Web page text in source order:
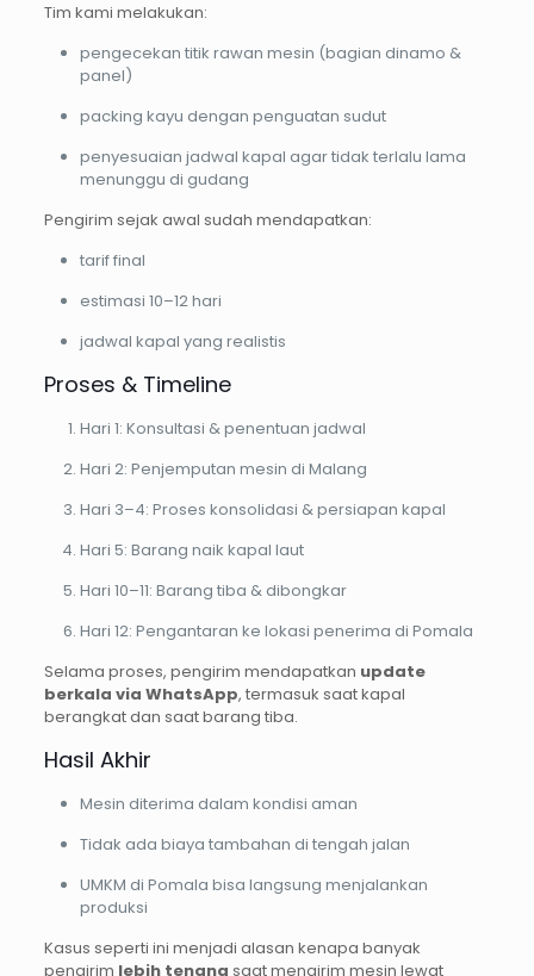
Tim kami melakukan:
pengecekan titik rawan mesin (bagian dinamo &
panel)
packing kayu dengan penguatan sudut
penyesuaian jadwal kapal agar tidak terlalu lama
menunggu di gudang
Pengirim sejak awal sudah mendapatkan:
tarif final
estimasi 10–12 hari
jadwal kapal yang realistis
Proses & Timeline
Hari 1: Konsultasi & penentuan jadwal
Hari 2: Penjemputan mesin di Malang
Hari 3–4: Proses konsolidasi & persiapan kapal
Hari 5: Barang naik kapal laut
Hari 10–11: Barang tiba & dibongkar
Hari 12: Pengantaran ke lokasi penerima di Pomala
Selama proses, pengirim mendapatkan update
berkala via WhatsApp, termasuk saat kapal
berangkat dan saat barang tiba.
Hasil Akhir
Mesin diterima dalam kondisi aman
Tidak ada biaya tambahan di tengah jalan
UMKM di Pomala bisa langsung menjalankan
produksi
Kasus seperti ini menjadi alasan kenapa banyak
pengirim lebih tenang saat mengirim mesin lewat